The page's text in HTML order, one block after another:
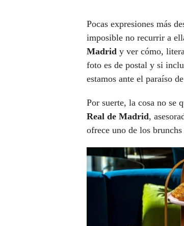
Pocas expresiones más
imposible no recurrir a
Madrid y ver cómo,
foto es de postal y si
estamos ante el paraíso
Por suerte, la cosa no se
Real de Madrid,
ofrece uno de los